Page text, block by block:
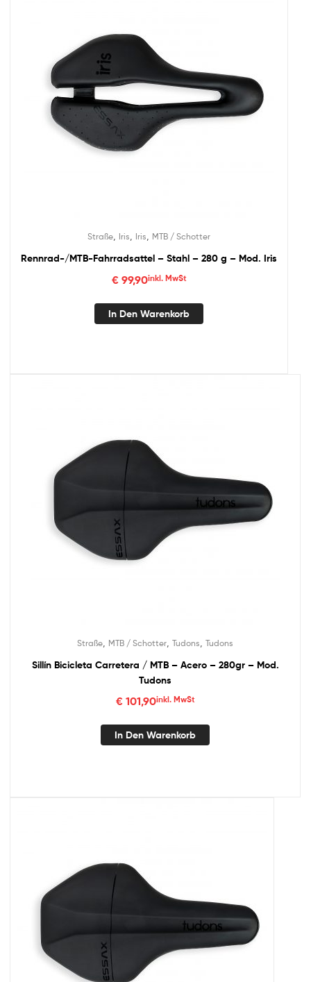
Straße Iris Iris MTB / Schotter
Rennrad-/MTB-Fahrradsattel – Stahl – 280 g – Mod. Iris
€99,90inkl. MwSt
In Den Warenkorb
Straße MTB / Schotter Tudons Tudons
Sillín Bicicleta Carretera / MTB – Acero – 280gr – Mod.
Tudons
€101,90inkl. MwSt
In Den Warenkorb